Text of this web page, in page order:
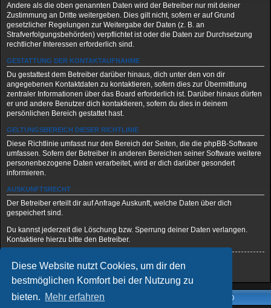
Diese Website nutzt Cookies, um dir den
bestmöglichen Komfort bei der Nutzung zu
bieten. Mehr erfahren
Andere als die oben genannten Daten wird der Betreiber nur mit deiner
Zustimmung an Dritte weitergeben. Dies gilt nicht, sofern er auf Grund
gesetzlicher Regelungen zur Weitergabe der Daten (z. B. an
Strafverfolgungsbehörden) verpflichtet ist oder die Daten zur Durchsetzung
rechtlicher Interessen erforderlich sind.
GESTATTUNG DER KONTAKTAUFNAHME
Du gestattest dem Betreiber darüber hinaus, dich unter den von dir
angegebenen Kontaktdaten zu kontaktieren, sofern dies zur Übermittlung
zentraler Informationen über das Board erforderlich ist. Darüber hinaus dürfen
er und andere Benutzer dich kontaktieren, sofern du dies in deinem
persönlichen Bereich gestattet hast.
GELTUNGSBEREICH DIESER RICHTLINIE
Diese Richtlinie umfasst nur den Bereich der Seiten, die die phpBB-Software
umfassen. Sofern der Betreiber in anderen Bereichen seiner Software weitere
personenbezogene Daten verarbeitet, wird er dich darüber gesondert
informieren.
AUSKUNFTSRECHT
Der Betreiber erteilt dir auf Anfrage Auskunft, welche Daten über dich
gespeichert sind.
Du kannst jederzeit die Löschung bzw. Sperrung deiner Daten verlangen.
Kontaktiere hierzu bitte den Betreiber.
Zurück zur vorherigen Seite
Foren-Übersicht UTC+02:00